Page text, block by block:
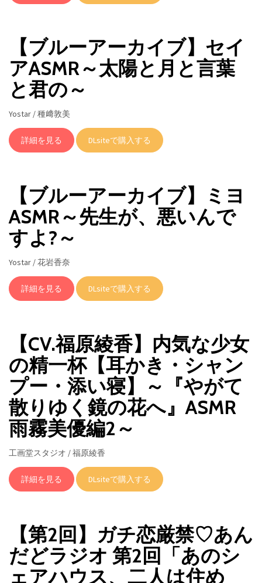
【ブルーアーカイブ】セイ
アASMR～太陽と月と言葉
と君の～
Yostar / 種﨑敦美
詳細を見る DLsiteで購入する
【ブルーアーカイブ】ミヨ
ASMR～先生が、悪いんで
すよ?～
Yostar / 花岩香奈
詳細を見る DLsiteで購入する
【CV.福原綾香】内気な少女
の精一杯【耳かき・シャン
プー・添い寝】～『やがて
散りゆく鏡の花へ』ASMR
雨霧美優編2～
工画堂スタジオ / 福原綾香
詳細を見る DLsiteで購入する
【第2回】ガチ恋厳禁♡あん
だどラジオ 第2回「あのシ
ェアハウス、二人は住め